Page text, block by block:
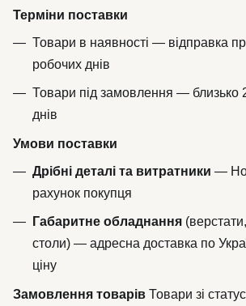
Терміни поставки
Товари в наявності — відправка
робочих днів
Товари під замовлення — близько
днів
Умови поставки
Дрібні деталі та витратники —
рахунок покупця
Габаритне обладнання
столи) — адресна доставка по
ціну
Замовлення товарів Товари зі